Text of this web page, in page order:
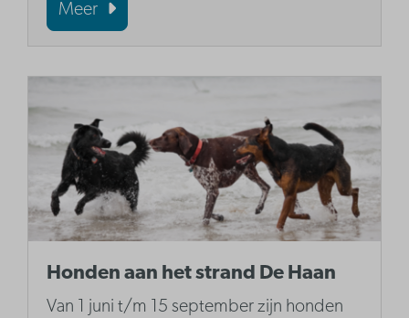
Meer
Honden aan het strand De Haan
Van 1 juni t/m 15 september zijn honden